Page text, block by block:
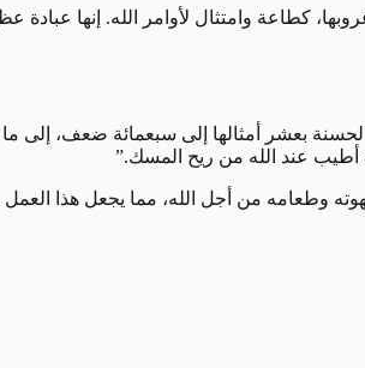
كطاعة وامتثال لأوامر الله. إنها عبادة
بعشر أمثالها إلى سبعمائة ضعف، إلى ما
أطيب عند الله من ريح المسك.”
من أجل الله، مما يجعل هذا العمل